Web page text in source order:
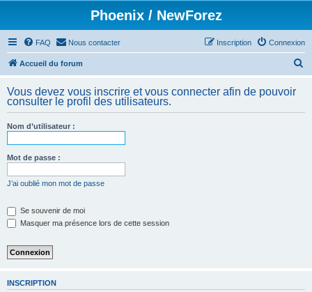
Phoenix / NewForez
FAQ Nous contacter Connexion
Inscription
Accueil du forum
h
Vous devez vous inscrire et vous connecter afin de pouvoir
consulter le profil des utilisateurs.
Nom d’utilisateur :
Mot de passe :
J’ai oublié mon mot de passe
Se souvenir de moi
Masquer ma présence lors de cette session
INSCRIPTION